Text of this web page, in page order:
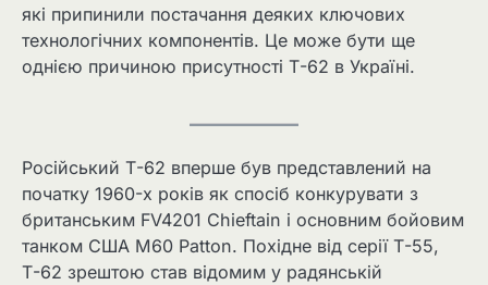
які припинили постачання деяких ключових
технологічних компонентів. Це може бути ще
однією причиною присутності Т-62 в Україні.
Російський Т-62 вперше був представлений на
початку 1960-х років як спосіб конкурувати з
британським FV4201 Chieftain і основним бойовим
танком США M60 Patton. Похідне від серії Т-55,
Т-62 зрештою став відомим у радянській